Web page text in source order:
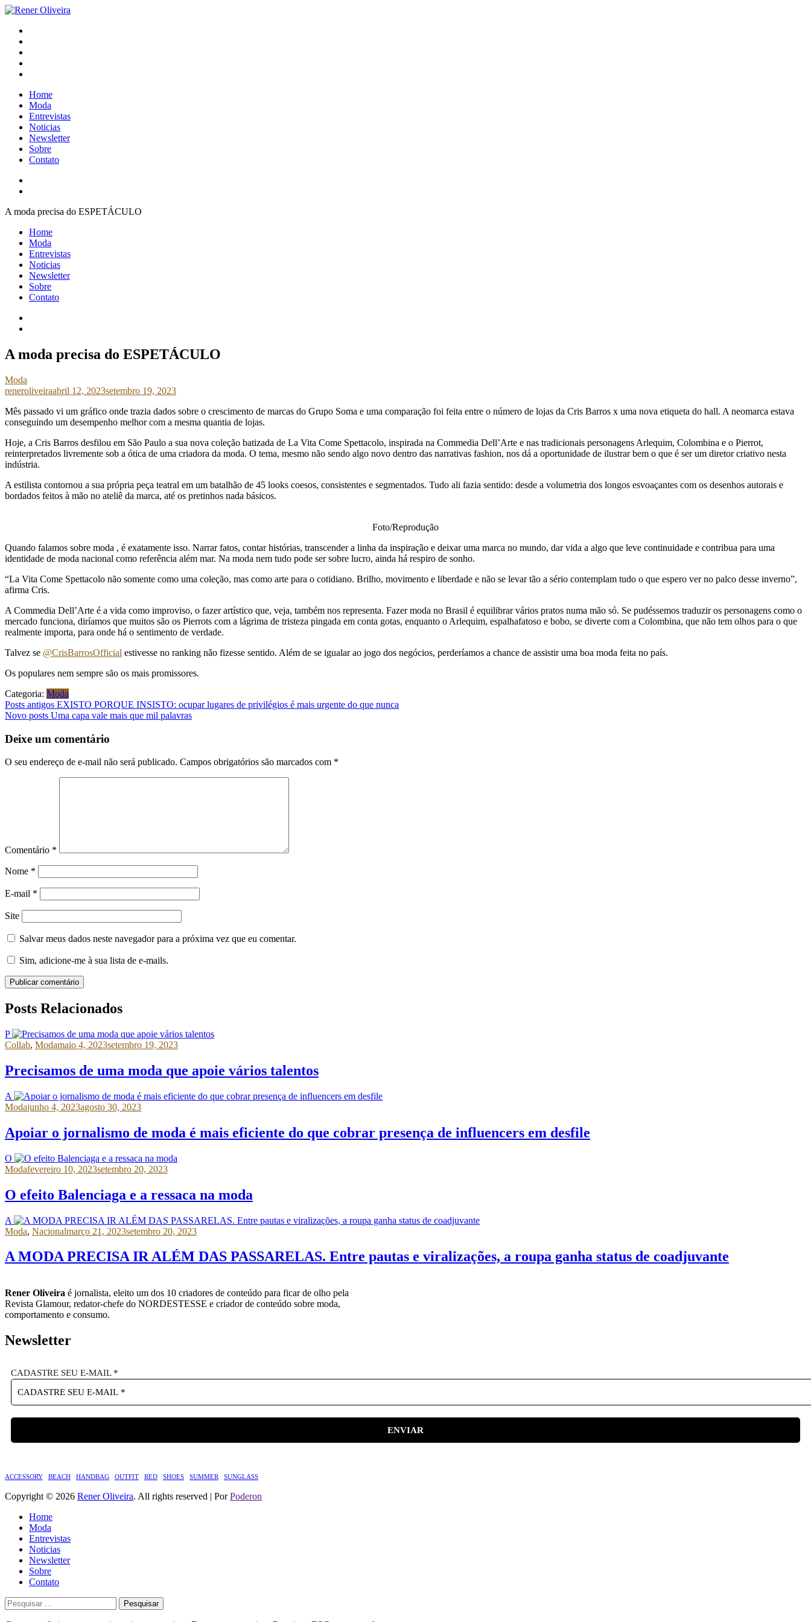
Pular
conteúdo
Rener Oliveira
Home
Moda
Entrevistas
Noticias
Newsletter
Sobre
Contato
A moda precisa do ESPETÁCULO
Home
Moda
Entrevistas
Noticias
Newsletter
Sobre
Contato
A moda precisa do ESPETÁCULO
Moda
reneroliveiraabril 12, 2023setembro 19, 2023
Mês passado vi um gráfico onde trazia dados sobre o crescimento de marcas do Grupo Soma e uma comparação foi feita entre o número de lojas da Cris Barros x uma nova etiqueta do hall. A neomarca estava
conseguindo um desempenho melhor com a mesma quantia de lojas.
Hoje, a Cris Barros desfilou em São Paulo a sua nova coleção batizada de La Vita Come Spettacolo, inspirada na Commedia Dell’Arte e nas tradicionais personagens Arlequim, Colombina e o Pierrot,
reinterpretados livremente sob a ótica de uma criadora da moda. O tema, mesmo não sendo algo novo dentro das narrativas fashion, nos dá a oportunidade de ilustrar bem o que é ser um diretor criativo nesta
indústria.
A estilista contornou a sua própria peça teatral em um batalhão de 45 looks coesos, consistentes e segmentados. Tudo ali fazia sentido: desde a volumetria dos longos esvoaçantes com os desenhos autorais e
bordados feitos à mão no ateliê da marca, até os pretinhos nada básicos.
Foto/Reprodução
Quando falamos sobre moda , é exatamente isso. Narrar fatos, contar histórias, transcender a linha da inspiração e deixar uma marca no mundo, dar vida a algo que leve continuidade e contribua para uma
identidade de moda nacional como referência além mar. Na moda nem tudo pode ser sobre lucro, ainda há respiro de sonho.
“La Vita Come Spettacolo não somente como uma coleção, mas como arte para o cotidiano. Brilho, movimento e liberdade e não se levar tão a sério contemplam tudo o que espero ver no palco desse inverno”,
afirma Cris.
A Commedia Dell’Arte é a vida como improviso, o fazer artístico que, veja, também nos representa. Fazer moda no Brasil é equilibrar vários pratos numa mão só. Se pudéssemos traduzir os personagens como o
mercado funciona, diríamos que muitos são os Pierrots com a lágrima de tristeza pingada em conta gotas, enquanto o Arlequim, espalhafatoso e bobo, se diverte com a Colombina, que não tem olhos para o que
realmente importa, para onde há o sentimento de verdade.
Talvez se @CrisBarrosOfficial estivesse no ranking não fizesse sentido. Além de se igualar ao jogo dos negócios, perderíamos a chance de assistir uma boa moda feita no país.
Os populares nem sempre são os mais promissores.
Categoria: Moda
Navegação
de
Post
Posts antigos EXISTO PORQUE INSISTO: ocupar lugares de privilégios é mais urgente do que nunca
Novo posts Uma capa vale mais que mil palavras
Deixe um comentário
O seu endereço de e-mail não será publicado. Campos obrigatórios são marcados com *
Comentário *
Nome *
E-mail *
Site
Salvar meus dados neste navegador para a próxima vez que eu comentar.
Sim, adicione-me à sua lista de e-mails.
Publicar comentário
Posts Relacionados
P
Collab, Modamaio 4, 2023setembro 19, 2023
Precisamos de uma moda que apoie vários talentos
A
Modajunho 4, 2023agosto 30, 2023
Apoiar o jornalismo de moda é mais eficiente do que cobrar presença de influencers em desfile
O
Modafevereiro 10, 2023setembro 20, 2023
O efeito Balenciaga e a ressaca na moda
A
Moda, Nacionalmarço 21, 2023setembro 20, 2023
A MODA PRECISA IR ALÉM DAS PASSARELAS. Entre pautas e viralizações, a roupa ganha status de coadjuvante
Rener Oliveira é jornalista, eleito um dos 10 criadores de conteúdo para ficar de olho pela
Revista Glamour, redator-chefe do NORDESTESSE e criador de conteúdo sobre moda,
comportamento e consumo.
Newsletter
CADASTRE SEU E-MAIL *
ACCESSORY BEACH HANDBAG OUTFIT RED SHOES SUMMER SUNGLASS
Copyright © 2026 Rener Oliveira. All rights reserved | PorPoderon
Home
Moda
Entrevistas
Noticias
Newsletter
Sobre
Contato
Pesquisar
por: